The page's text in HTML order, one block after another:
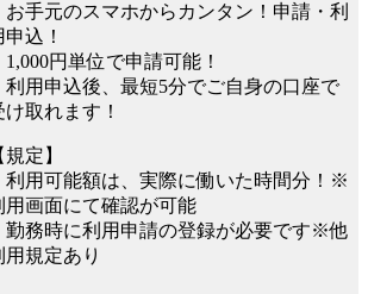
お手元のスマホからカンタン！申請・利
申込！
1,000円単位で申請可能！
利用申込後、最短5分でご自身の口座で
け取れます！
規定】
利用可能額は、実際に働いた時間分！※
用画面にて確認が可能
勤務時に利用申請の登録が必要です※他
用規定あり